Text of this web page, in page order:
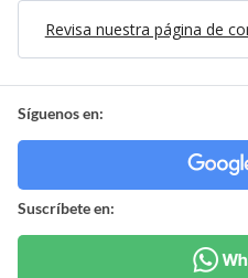
Revisa nuestra página de
Síguenos en:
Suscríbete en: